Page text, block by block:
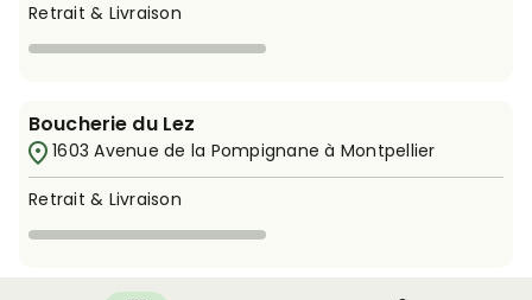
Retrait & Livraison
Boucherie du Lez
1603 Avenue de la Pompignane à Montpellier
Retrait & Livraison